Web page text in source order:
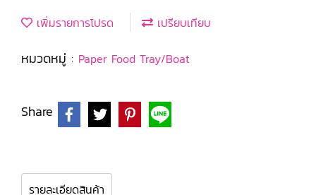
เพิ่มรายการโปรด เปรียบเทียบ
หมวดหมู่ : Paper Food Tray/Boat
Share
รายละเอียดสินค้า